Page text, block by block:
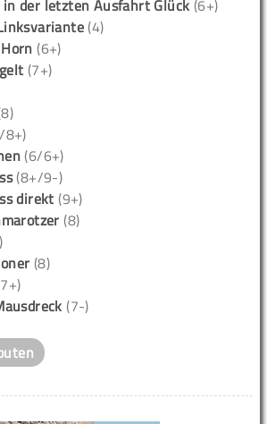
der letzten Ausfahrt Glück (6+)
(4)
(6+)
(7+)
8+)
(6/6+)
(8+/9-)
direkt (9+)
(8)
(8)
(7-)